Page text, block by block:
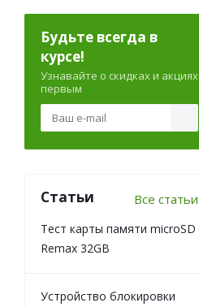
Будьте всегда в
курсе!
Узнавайте о скидках и акциях
первым
Статьи Все статьи
Тест карты памяти microSD
Remax 32GB
Устройство блокировки